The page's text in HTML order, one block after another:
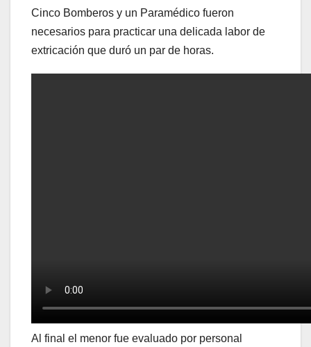
Cinco Bomberos y un Paramédico fueron
necesarios para practicar una delicada labor de
extricación que duró un par de horas.
Al final el menor fue evaluado por personal